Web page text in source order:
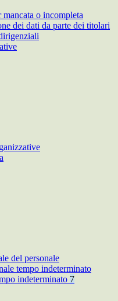
mancata o incompleta
dei dati da parte dei titolari
del personale
tempo indeterminato
indeterminato 7